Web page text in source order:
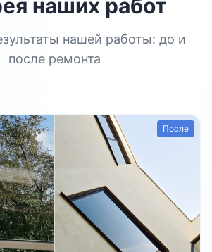
наших работ
нашей работы: до и
после ремонта
После